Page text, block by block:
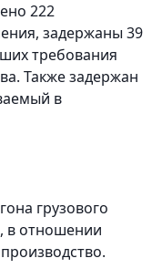
222
задержаны 39
требования
Также задержан
в
грузового
в отношении